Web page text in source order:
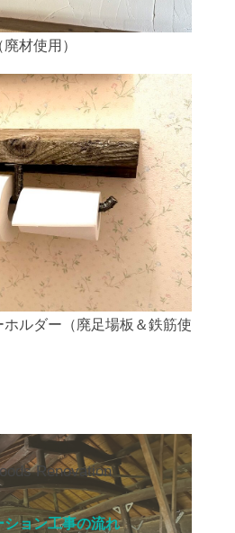
材使用）
ホルダー（廃足場板＆鉄筋使
Renovation
ション工事の流れ